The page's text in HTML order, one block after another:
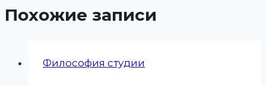
Похожие записи
Философия студии